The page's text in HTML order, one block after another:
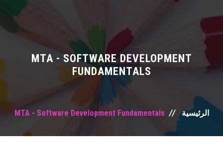
MTA - SOFTWARE DEVELOPMENT
FUNDAMENTALS
الرئيسية MTA - Software Development Fundamentals